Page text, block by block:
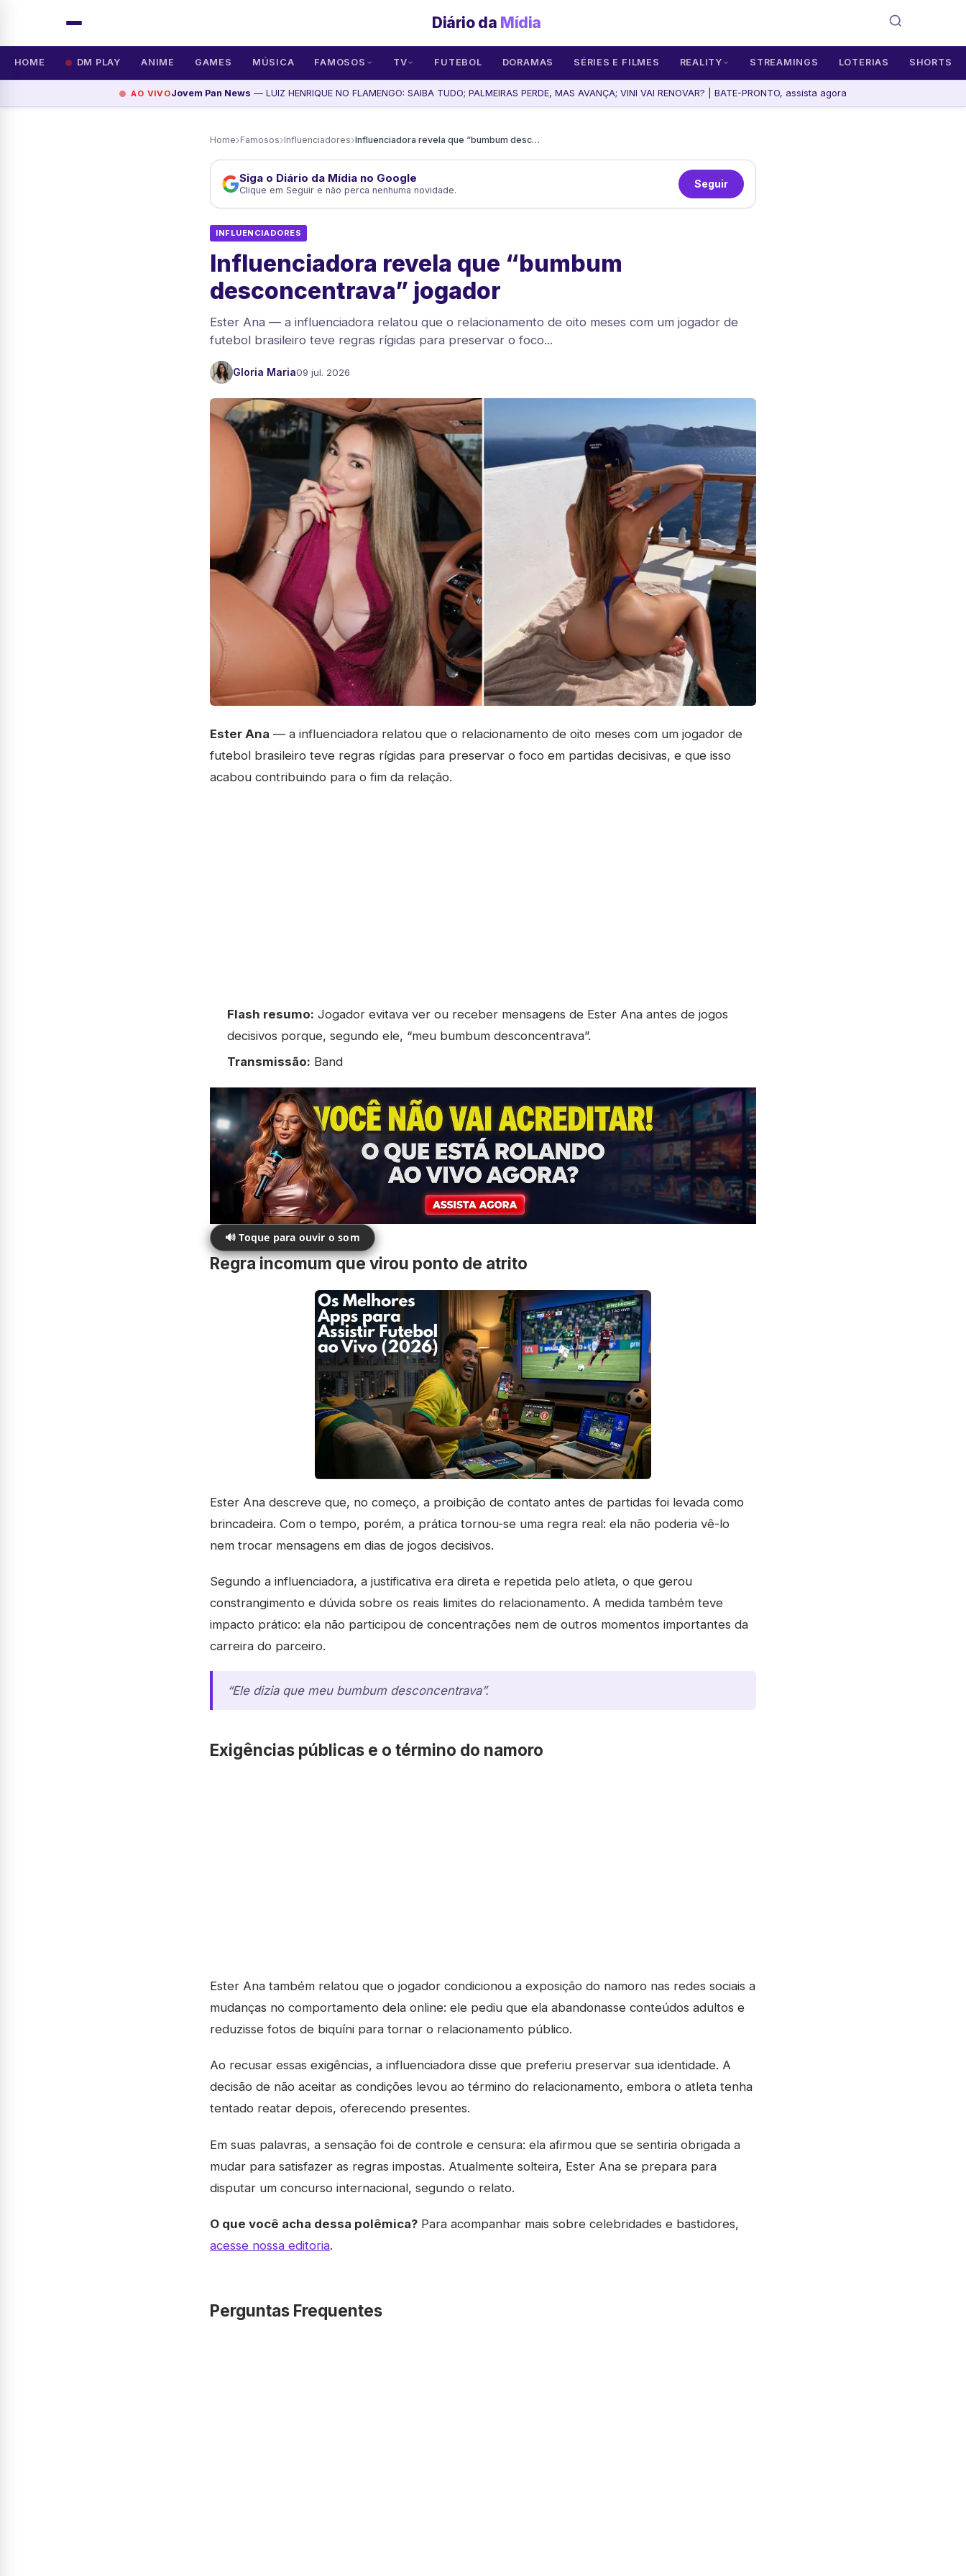
Diário da Mídia
HOME DM PLAY ANIME GAMES MÚSICA FAMOSOS TV FUTEBOL DORAMAS SÉRIES E FILMES REALITY STREAMINGS LOTERIAS SHORTS
AO VIVOJovem Pan News — LUIZ HENRIQUE NO FLAMENGO: SAIBA TUDO; PALMEIRAS PERDE, MAS AVANÇA; VINI VAI RENOVAR? | BATE-PRONTO, assista agora
Home›Famosos›Influenciadores› Influenciadora revela que “bumbum desconcentrava” jogador
Siga o Diário da Mídia no Google
Clique em Seguir e não perca nenhuma novidade.
Seguir
INFLUENCIADORES
Influenciadora revela que “bumbum
desconcentrava” jogador
Ester Ana — a influenciadora relatou que o relacionamento de oito meses com um jogador de
futebol brasileiro teve regras rígidas para preservar o foco...
Gloria Maria09 jul. 2026
Ester Ana — a influenciadora relatou que o relacionamento de oito meses com um jogador de
futebol brasileiro teve regras rígidas para preservar o foco em partidas decisivas, e que isso
acabou contribuindo para o fim da relação.
Flash resumo: Jogador evitava ver ou receber mensagens de Ester Ana antes de jogos
decisivos porque, segundo ele, “meu bumbum desconcentrava”.
Transmissão: Band
🔊 Toque para ouvir o som
Regra incomum que virou ponto de atrito
Ester Ana descreve que, no começo, a proibição de contato antes de partidas foi levada como
brincadeira. Com o tempo, porém, a prática tornou-se uma regra real: ela não poderia vê-lo
nem trocar mensagens em dias de jogos decisivos.
Segundo a influenciadora, a justificativa era direta e repetida pelo atleta, o que gerou
constrangimento e dúvida sobre os reais limites do relacionamento. A medida também teve
impacto prático: ela não participou de concentrações nem de outros momentos importantes da
carreira do parceiro.
“Ele dizia que meu bumbum desconcentrava”.
Exigências públicas e o término do namoro
Ester Ana também relatou que o jogador condicionou a exposição do namoro nas redes sociais a
mudanças no comportamento dela online: ele pediu que ela abandonasse conteúdos adultos e
reduzisse fotos de biquíni para tornar o relacionamento público.
Ao recusar essas exigências, a influenciadora disse que preferiu preservar sua identidade. A
decisão de não aceitar as condições levou ao término do relacionamento, embora o atleta tenha
tentado reatar depois, oferecendo presentes.
Em suas palavras, a sensação foi de controle e censura: ela afirmou que se sentiria obrigada a
mudar para satisfazer as regras impostas. Atualmente solteira, Ester Ana se prepara para
disputar um concurso internacional, segundo o relato.
O que você acha dessa polêmica? Para acompanhar mais sobre celebridades e bastidores,
acesse nossa editoria.
Perguntas Frequentes